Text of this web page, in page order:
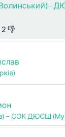
-
2 👎
– СОК ДЮСШ